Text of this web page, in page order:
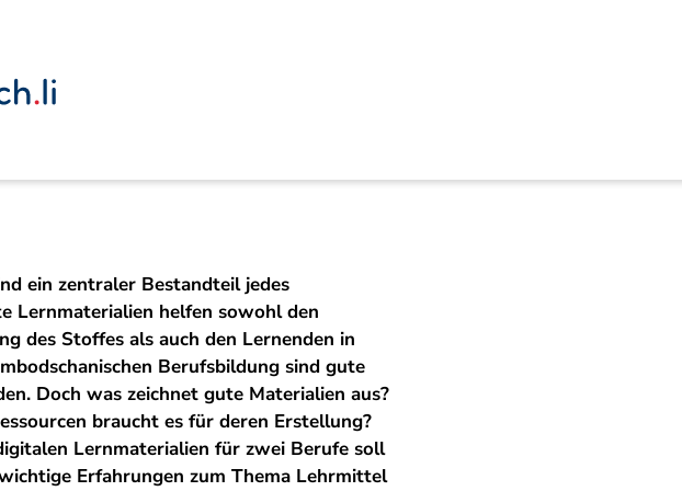
für
ein zentraler Bestandteil jedes
Lernmaterialien helfen sowohl den
des Stoffes als auch den Lernenden in
Berufsbildung sind gute
Doch was zeichnet gute Materialien aus?
braucht es für deren Erstellung?
Lernmaterialien für zwei Berufe soll
Erfahrungen zum Thema Lehrmittel